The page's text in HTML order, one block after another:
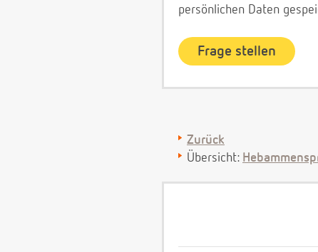
persönlichen Daten
Zurück
Übersicht: